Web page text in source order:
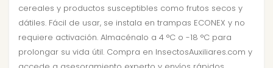
cereales y productos susceptibles como frutos secos y
dátiles. Fácil de usar, se instala en trampas ECONEX y no
requiere activación. Almacénalo a 4 °C o -18 °C para
prolongar su vida útil. Compra en InsectosAuxiliares.com y